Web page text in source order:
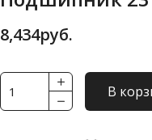
8,434руб.
Количество
товара
В